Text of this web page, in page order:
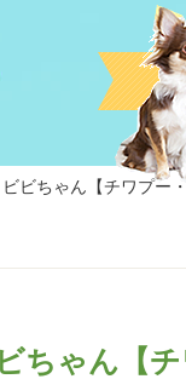
ビちゃん【チワプー
ちゃん【チ